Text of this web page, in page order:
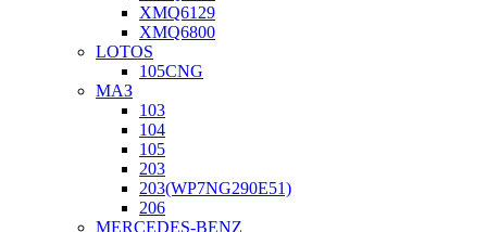
XMQ6129
XMQ6800
LOTOS
105CNG
МАЗ
103
104
105
203
203(WP7NG290E51)
206
MERCEDES-BENZ